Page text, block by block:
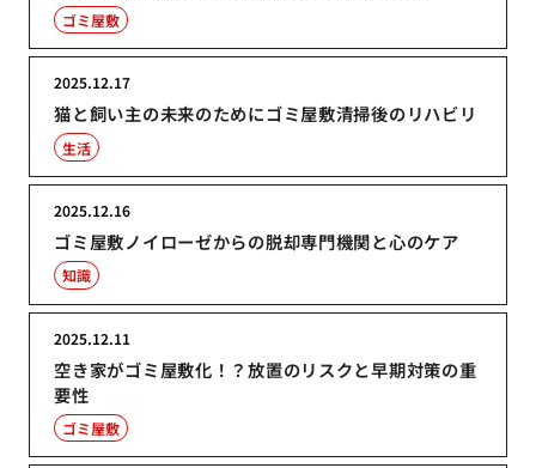
ゴミ屋敷
猫と飼い主の未来のためにゴミ屋敷清掃後のリハビリ
2025.12.17
生活
ゴミ屋敷ノイローゼからの脱却専門機関と心のケア
2025.12.16
知識
空き家がゴミ屋敷化！？放置のリスクと早期対策の重
要性
2025.12.11
ゴミ屋敷